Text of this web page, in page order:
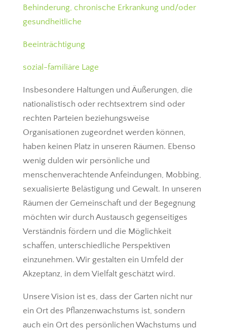
Behinderung, chronische Erkrankung und/oder
gesundheitliche
Beeinträchtigung
sozial-familiäre Lage
Insbesondere Haltungen und Äußerungen, die
nationalistisch oder rechtsextrem sind oder
rechten Parteien beziehungsweise
Organisationen zugeordnet werden können,
haben keinen Platz in unseren Räumen. Ebenso
wenig dulden wir persönliche und
menschenverachtende Anfeindungen, Mobbing,
sexualisierte Belästigung und Gewalt. In unseren
Räumen der Gemeinschaft und der Begegnung
möchten wir durch Austausch gegenseitiges
Verständnis fördern und die Möglichkeit
schaffen, unterschiedliche Perspektiven
einzunehmen. Wir gestalten ein Umfeld der
Akzeptanz, in dem Vielfalt geschätzt wird.
Unsere Vision ist es, dass der Garten nicht nur
ein Ort des Pflanzenwachstums ist, sondern
auch ein Ort des persönlichen Wachstums und